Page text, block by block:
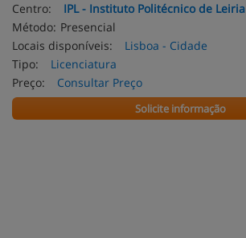
Centro:
IPL - Instituto Politécnico de Leiria
Método: Presencial
Locais disponíveis:
Lisboa - Cidade
Tipo:
Licenciatura
Preço:
Consultar Preço
Solicite informação